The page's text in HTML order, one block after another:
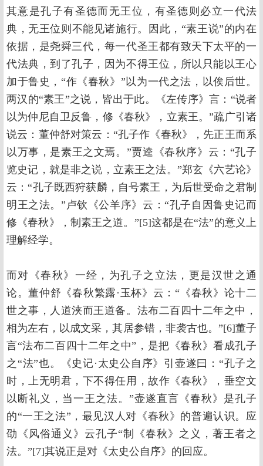
其意是孔子有圣德而无王位，有圣德则必立一代法
典，无王位则不能见诸施行。因此，“素王说”的内在
依据，是尧舜三代，每一代圣王都有致天下太平的一
代法典，到了孔子，因为不得王位，所以只能以王心
加于鲁史，“作《春秋》”以为一代之法，以俟后世。
两汉的“素王”之说，皆出于此。《左传序》言：“说者
以为仲尼自卫反鲁，修《春秋》，立素王。”疏广引诸
说云：董仲舒对策云：“孔子作《春秋》，先正王而系
以万事，是素王之文焉。”贾逵《春秋序》云：“孔子
览史记，就是非之说，立素王之法。”郑玄《六艺论》
云：“孔子既西狩获麟，自号素王，为后世受命之君制
明王之法。”卢钦《公羊序》云：“孔子自因鲁史记而
修《春秋》，制素王之道。”[5]这都是在“法”的意义上
理解经学。
而对《春秋》一经，为孔子之立法，更是汉世之通
论。董仲舒《春秋繁露·玉杯》云：“《春秋》论十二
世之事，人道浃而王道备。法布二百四十二年之中，
相为左右，以成文采，其居参错，非袭古也。”[6]董子
言“法布二百四十二年之中”，是把《春秋》看成孔子
之“法”也。《史记·太史公自序》引壶遂曰：“孔子之
时，上无明君，下不得任用，故作《春秋》，垂空文
以断礼义，当一王之法。”壶遂直言《春秋》是孔子
的“一王之法”，最见汉人对《春秋》的普遍认识。应
劭《风俗通义》云孔子“制《春秋》之义，著王者之
法。”[7]其说正是对《太史公自序》的回应。